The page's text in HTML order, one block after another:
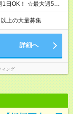
1日OK！ ☆最大週5日
週5日勤務も可能
上の大量募集
詳細へ
ィング